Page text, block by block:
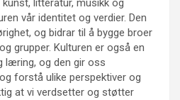
litteratur, musikk og
vår identitet og verdier. Den
og bidrar til å bygge broer
grupper. Kulturen er også en
læring, og den gir oss
forstå ulike perspektiver og
at vi verdsetter og støtter